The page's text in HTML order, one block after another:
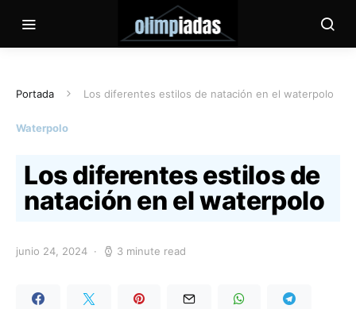
Portada Los diferentes estilos de natación en el waterpolo
Waterpolo
Los diferentes estilos de
natación en el waterpolo
junio 24, 2024 3 minute read